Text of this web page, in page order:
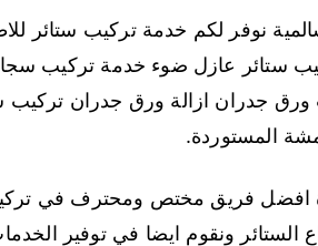
نوفر لكم خدمة تركيب ستائر
ستائر عازل ضوء خدمة تركيب
ورق جدران ازالة ورق جدران تركيب
المستوردة.
افضل فريق مختص ومحترف في
الستائر ونقوم ايضا في توفير